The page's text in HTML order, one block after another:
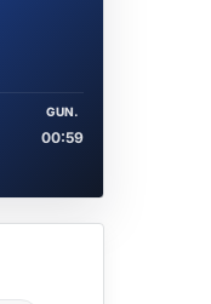
GUN.
00:59